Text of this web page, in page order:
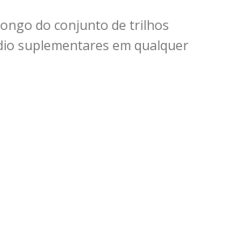
do conjunto de trilhos
suplementares em qualquer